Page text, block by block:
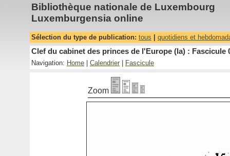
Bibliothèque nationale de Luxembourg
Luxemburgensia online
Sélection du type de publication: tous quotidiens et
Clef du cabinet des princes de l'Europe (la) : Fascicule
Navigation: Home Calendrier Fascicule
Zoom